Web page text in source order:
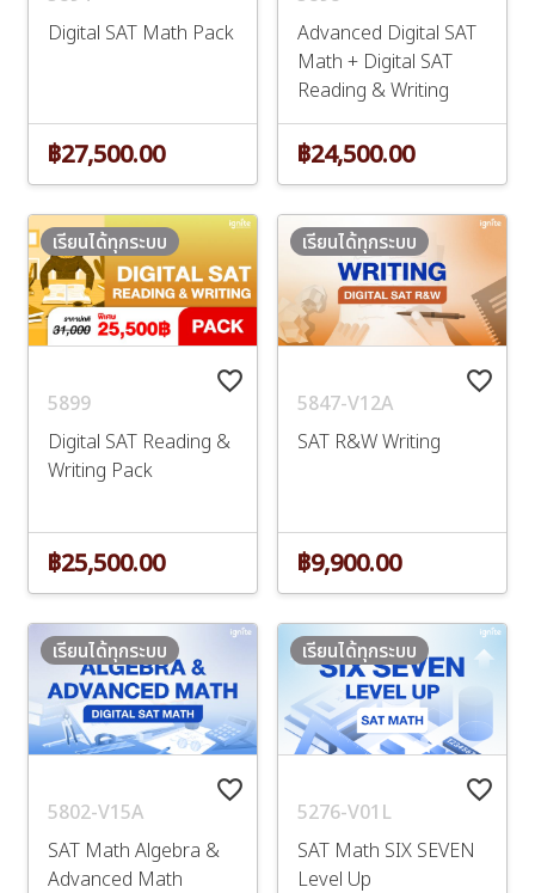
Digital SAT Math Pack
฿27,500.00
Advanced Digital SAT
Math + Digital SAT
Reading & Writing
฿24,500.00
favorite_border
5899
Digital SAT Reading &
Writing Pack
เรียนได้ทุกระบบ
฿25,500.00
favorite_border
5847-V12A
SAT R&W Writing
เรียนได้ทุกระบบ
฿9,900.00
favorite_border
5802-V15A
SAT Math Algebra &
Advanced Math
เรียนได้ทุกระบบ
favorite_border
5276-V01L
SAT Math SIX SEVEN
Level Up
เรียนได้ทุกระบบ